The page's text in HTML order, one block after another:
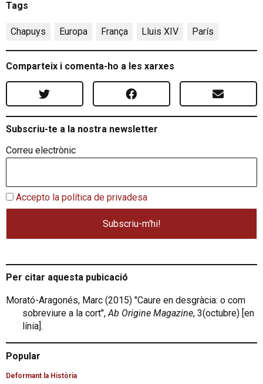
Tags
Chapuys Europa França Lluis XIV París
Comparteix i comenta-ho a les xarxes
Subscriu-te a la nostra newsletter
Correu electrònic
Accepto la política de privadesa
Per citar aquesta pubicació
Morató-Aragonés, Marc (2015) "Caure en desgràcia: o com
sobreviure a la cort",Ab Origine Magazine, 3(octubre) [en
línia].
Popular
Deformant la Història